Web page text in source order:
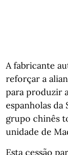
A fabricante
reforçar a
para produzir
espanholas da
grupo chinês
unidade de
Esta cessão